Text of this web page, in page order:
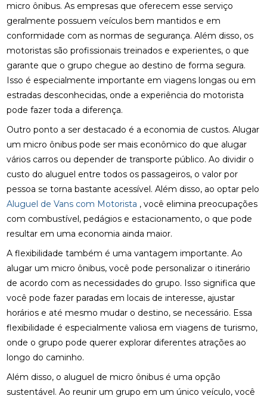
micro ônibus. As empresas que oferecem esse serviço
geralmente possuem veículos bem mantidos e em
conformidade com as normas de segurança. Além disso, os
motoristas são profissionais treinados e experientes, o que
garante que o grupo chegue ao destino de forma segura.
Isso é especialmente importante em viagens longas ou em
estradas desconhecidas, onde a experiência do motorista
pode fazer toda a diferença.
Outro ponto a ser destacado é a economia de custos. Alugar
um micro ônibus pode ser mais econômico do que alugar
vários carros ou depender de transporte público. Ao dividir o
custo do aluguel entre todos os passageiros, o valor por
pessoa se torna bastante acessível. Além disso, ao optar pelo
Aluguel de Vans com Motorista , você elimina preocupações
com combustível, pedágios e estacionamento, o que pode
resultar em uma economia ainda maior.
A flexibilidade também é uma vantagem importante. Ao
alugar um micro ônibus, você pode personalizar o itinerário
de acordo com as necessidades do grupo. Isso significa que
você pode fazer paradas em locais de interesse, ajustar
horários e até mesmo mudar o destino, se necessário. Essa
flexibilidade é especialmente valiosa em viagens de turismo,
onde o grupo pode querer explorar diferentes atrações ao
longo do caminho.
Além disso, o aluguel de micro ônibus é uma opção
sustentável. Ao reunir um grupo em um único veículo, você